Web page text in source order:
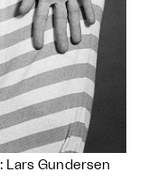
Lars Gundersen